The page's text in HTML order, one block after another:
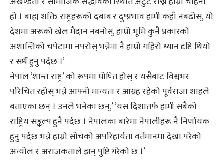
हो । बाह्य शक्ति राष्ट्रहरूको दबाब र दुष्प्रभाव हामी कहाँ नबढोस्, यो
देशमा अरूको खेल मैदान नबनोस्, हाम्रो भूमि कुनै प्रकारको
अशान्तिको चपेटामा नपरोस् भन्नेमा नै हाम्रो गहिरो ध्यान दृष्टि थियो
र सधैँ हुनु पर्दछ ।’
नेपाल ‘शान्त राष्ट्र’ को रूपमा घोषित होस् र यसैबाट विश्वभर
परिचित रहोस् भन्ने आफ्नो मान्यता र आग्रह रहेको पूर्वराजा शाहले
बताएका छन् । उनले भनेका छन्,’ ’यस दिशातर्फ हामी सबैको
राष्ट्रिय सङ्कल्प हुनै पर्दछ । नेपालका बारेमा नेपालीहरू नै निर्णायक
हुनु पर्दछ भन्ने हाम्रो सोचको अपरिहार्यता वर्तमानमा देखा परेको
अन्योल र अराजकताले झन् पुष्टि गरेको छ ।’